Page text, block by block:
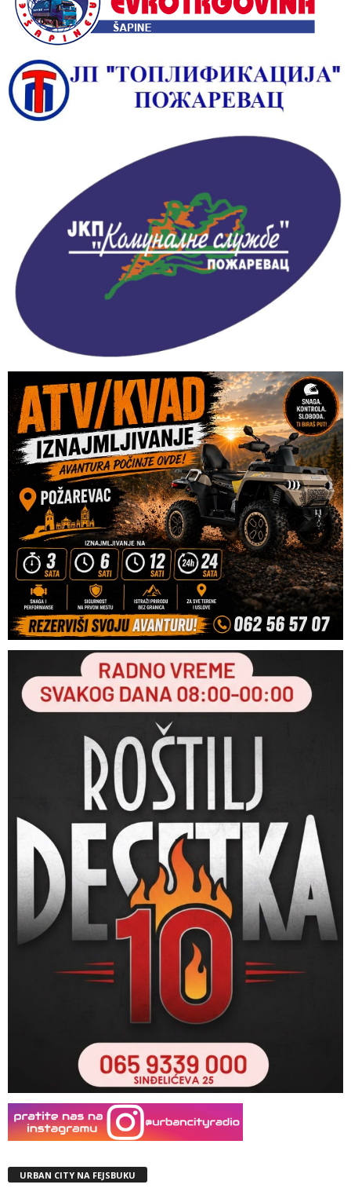
URBAN CITY NA FEJSBUKU